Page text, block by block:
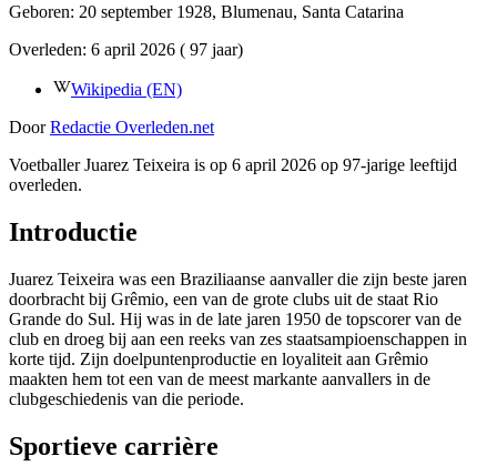
Geboren: 20 september 1928, Blumenau, Santa Catarina
Overleden: 6 april 2026 ( 97 jaar)
Wikipedia (EN)
Door Redactie Overleden.net
Voetballer Juarez Teixeira is op 6 april 2026 op 97-jarige leeftijd
overleden.
Introductie
Juarez Teixeira was een Braziliaanse aanvaller die zijn beste jaren
doorbracht bij Grêmio, een van de grote clubs uit de staat Rio
Grande do Sul. Hij was in de late jaren 1950 de topscorer van de
club en droeg bij aan een reeks van zes staatsampioenschappen in
korte tijd. Zijn doelpuntenproductie en loyaliteit aan Grêmio
maakten hem tot een van de meest markante aanvallers in de
clubgeschiedenis van die periode.
Sportieve carrière